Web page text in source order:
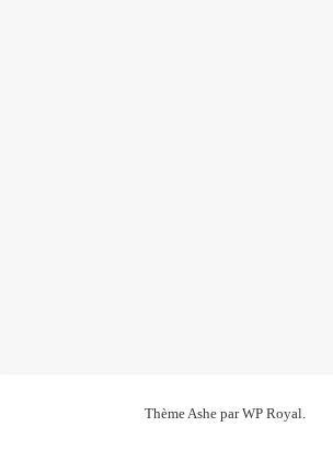
Thème Ashe parWP Royal.